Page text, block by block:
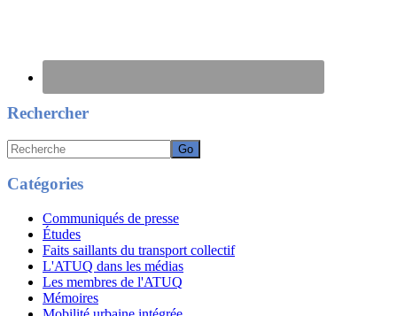
Rechercher
Recherche
Catégories
Communiqués de presse
Études
Faits saillants du transport collectif
L'ATUQ dans les médias
Les membres de l'ATUQ
Mémoires